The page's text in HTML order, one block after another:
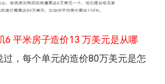
6 平米房子造价13 万美元是从哪
过，每个单元的造价80万美元是怎